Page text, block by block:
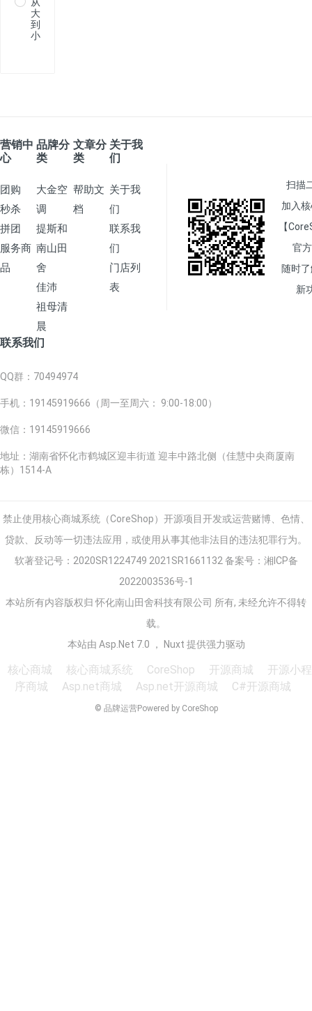
大
到
小
营销中
心
团购
秒杀
拼团
服务商
品
品牌分
类
大金空
调
提斯和
南山田
舍
佳沛
祖母清
晨
文章分
类
帮助文
档
关于我
们
关于我
们
联系我
们
门店列
表
扫描
加入
【
官
随时
新
联系我们
QQ群 ：70494974
手机 ：19145919666（周一至周六： 9:00-18:00）
微信 ：19145919666
地址 ：湖南省怀化市鹤城区迎丰街道 迎丰中路北侧（佳慧中央商厦南
栋）1514-A
禁止使用核心商城系统（CoreShop）开源项目开发或运营赌博、色情、
贷款、反动等一切违法应用，或使用从事其他非法目的违法犯罪行为。
软著登记号：2020SR1224749 2021SR1661132 备案号： 湘ICP备
2022003536号-1
本站所有内容版权归 怀化南山田舍科技有限公司 所有, 未经允许不得转
载。
本站由 Asp.Net 7.0 ， Nuxt 提供强力驱动
核心商城 核心商城系统 CoreShop 开源商城
开源小程
序商城
Asp.net商城 Asp.net开源商城 C#开源商城
© 品牌运营Powered by CoreShop